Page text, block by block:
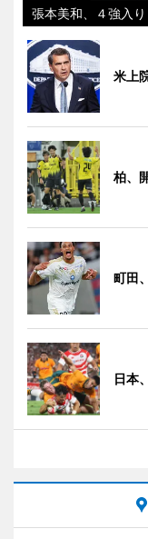
張本美和、４強入り
米上
柏、
町田
日本